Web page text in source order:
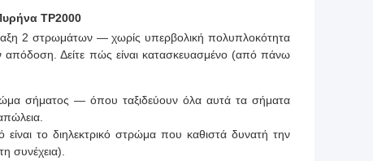
TP2000
2 στρωμάτων — χωρίς υπερβολική πολυπλοκότητα
απόδοση. Δείτε πώς είναι κατασκευασμένο (από πάνω
σήματος — όπου ταξιδεύουν όλα αυτά τα σήματα
το διηλεκτρικό στρώμα που καθιστά δυνατή την
συνέχεια).